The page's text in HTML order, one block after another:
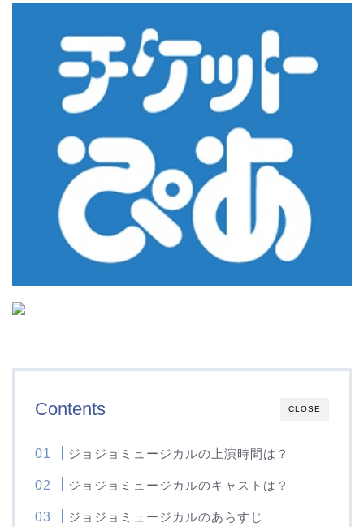
CLOSE
Contents
ジョジョミュージカルの上演時間は？
ジョジョミュージカルのキャストは？
ジョジョミュージカルのあらすじ